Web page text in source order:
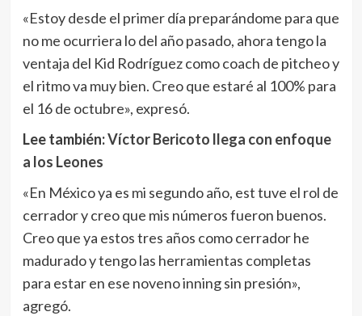
«Estoy desde el primer día preparándome para que
no me ocurriera lo del año pasado, ahora tengo la
ventaja del Kid Rodríguez como coach de pitcheo y
el ritmo va muy bien. Creo que estaré al 100% para
el 16 de octubre», expresó.
Lee también:Víctor Bericoto llega con enfoque
a los Leones
«En México ya es mi segundo año, est tuve el rol de
cerrador y creo que mis números fueron buenos.
Creo que ya estos tres años como cerrador he
madurado y tengo las herramientas completas
para estar en ese noveno inning sin presión»,
agregó.